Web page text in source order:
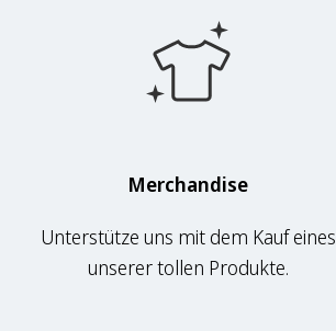
Merchandise
Unterstütze uns mit dem Kauf eines
unserer tollen Produkte.